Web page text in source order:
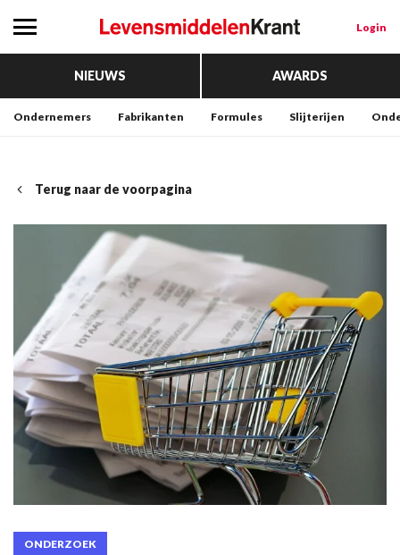
Login
NIEUWS AWARDS
Ondernemers Fabrikanten Formules Slijterijen
Terug naar de voorpagina
ONDERZOEK